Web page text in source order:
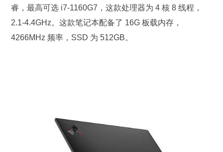
睿，最高可选 i7-1160G7，这款处理器为 4 核 8 线程，
2.1-4.4GHz。这款笔记本配备了 16G 板载内存，
4266MHz 频率，SSD 为 512GB。